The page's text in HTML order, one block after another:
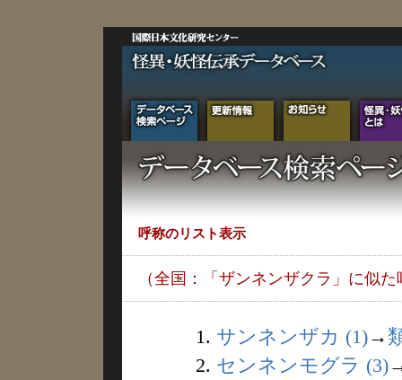
呼称のリスト表示
（全国：「ザンネンザクラ」に似た
1. サンネンザカ (1)→
2. センネンモグラ (3)